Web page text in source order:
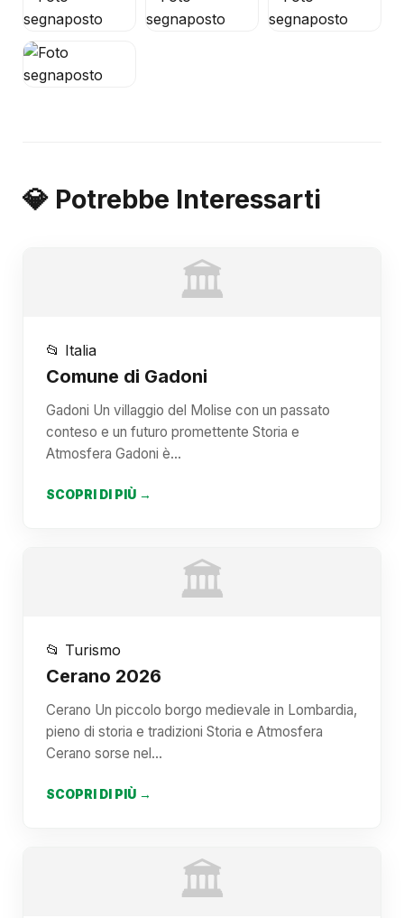
💎 Potrebbe Interessarti
🏛️
📂 Italia
Comune di Gadoni
Gadoni Un villaggio del Molise con un passato
conteso e un futuro promettente Storia e
Atmosfera Gadoni è…
SCOPRI DI PIÙ →
🏛️
📂 Turismo
Cerano 2026
Cerano Un piccolo borgo medievale in Lombardia,
pieno di storia e tradizioni Storia e Atmosfera
Cerano sorse nel…
SCOPRI DI PIÙ →
🏛️